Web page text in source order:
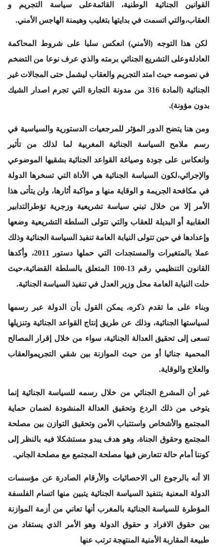
القوانين الجنائية الوطنية، القائمةعلى سياسة التجريم و
العقاب،والتي اتسمت في بدايتها بتغليب وهيمنة الهاجس الأمني.
لكن هذا التوجه (الأمني) انعكس سلبا على شروط المحاكمة
العادلةوعلى التشريع الجنائي برمته والذي عرف نوعا من التضخم
في نصوصه حيث امتد التجريم والعقاب ليشمل حتى المجالات غير
الجنائية (المادة 316 من مدونة التجارة التي تجرم اصدار الشيك
بدون مؤونة).
ومن هنا يتضح الدور المؤثر للمرجعيات الدستورية والسياسية في
رسم ملامح السياسة الجنائية المغربية لما لذلك من تأثير
وانعكاس على جودة وصياغة القواعد الجنائية بشقيها الموضوعي
والإجرائي،لكون السياسة الجنائية هي الأداة التي تسخرها الدولة
في مكافحة الجريمة و الوقاية منها و مواكبة أثارها، ولن يتأتى هذا
الأمر إلا من خلال تبني سياسة تشريعية وزجرية تؤطرالتدابير
العقابية أو البديلة للعقاب والتي تتولى السلطة التشريعية وضعها
وإعدادها في حين تتولى النيابة العامة تنفيذ السياسة الجنائية وذلك
عملا بالمتغيرات والمستجدات التي حملها دستور 2011، وأكدها
القانون التنظيمي رقم 13-100 المتعلق بالسلطة القضائية،حيث
حلت النيابة العامة محل وزير العدل في تنفيذ السياسة الجنائية.
وبناء على ما تقدم ذكره، يمكن القول بأن الدولة عبر رسمها
لسياستها الجنائية، وذلك عن طريق إنتاج القواعد الجنائية وتنزيلها
تسعى إلى تحقيق العدالة الجنائية، سواء من خلال إقرار المصالح
المحمية جنائيا أو من حيث الموازنة بين شقي التجريموالعقاب
والعلاج والوقاية.
غير أن المشرع الجنائي من خلال رسمه للسياسة الجنائية إنما
يتوخى من ذلك الردع وتحقيق العدالة المنشودة لضمان حماية
المجتمع والأشخاص واستتباب الأمن وتحقيق التوازن بين مصلحة
المجتمع وحقوق الجناة، وهو هدف يبدو مستشكلا فيه بالنظر إلى
كوننا أمام حالة تتعارض فيها مصلحة المجتمع مع مصلحة الجاني.
الا أنه بالرجوع الى الاحصائيات والأرقام الصادرة عن مؤسسات
الدولة المعنية بتنفيذ السياسة الجنائية يتبين منها اتسام الفلسفة
المؤطرة للسياسة الجنائية بالمغرب أنها تعاني من أزمة الموازنة
بين حقوق الافراد و حقوق الدولة وهو الأمر الذي يستفاد من
طبيعة المقاربة الأمنية المنتهجة ترتب عنها